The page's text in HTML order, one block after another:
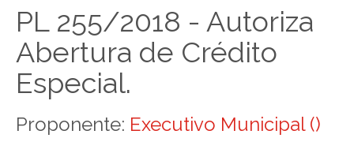
PL 255/2018 - Autoriza
Abertura de Crédito
Especial.
Proponente: Executivo Municipal ()